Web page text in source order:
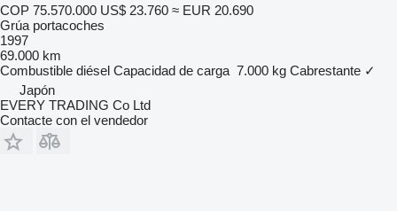
COP 75.570.000 US$ 23.760 ≈ EUR 20.690
Grúa portacoches
1997
69.000 km
Combustible diésel Capacidad de carga 7.000 kg Cabrestante ✓
Japón
EVERY TRADING Co Ltd
Contacte con el vendedor